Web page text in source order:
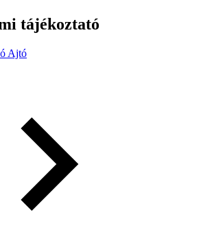
tájékoztató
Ajtó